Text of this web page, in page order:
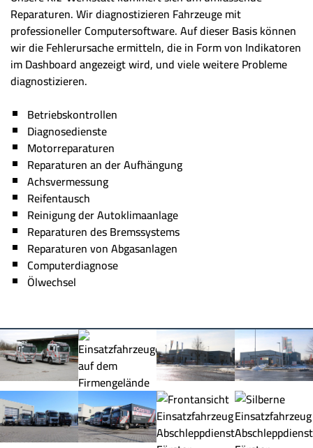
Reparaturen. Wir diagnostizieren Fahrzeuge mit
professioneller Computersoftware. Auf dieser Basis können
wir die Fehlerursache ermitteln, die in Form von Indikatoren
im Dashboard angezeigt wird, und viele weitere Probleme
diagnostizieren.
Betriebskontrollen
Diagnosedienste
Motorreparaturen
Reparaturen an der Aufhängung
Achsvermessung
Reifentausch
Reinigung der Autoklimaanlage
Reparaturen des Bremssystems
Reparaturen von Abgasanlagen
Computerdiagnose
Ölwechsel